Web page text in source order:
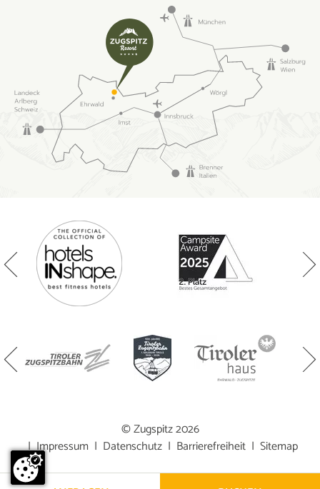
© Zugspitz 2026
|Impressum | Datenschutz | Barrierefreiheit | Sitemap